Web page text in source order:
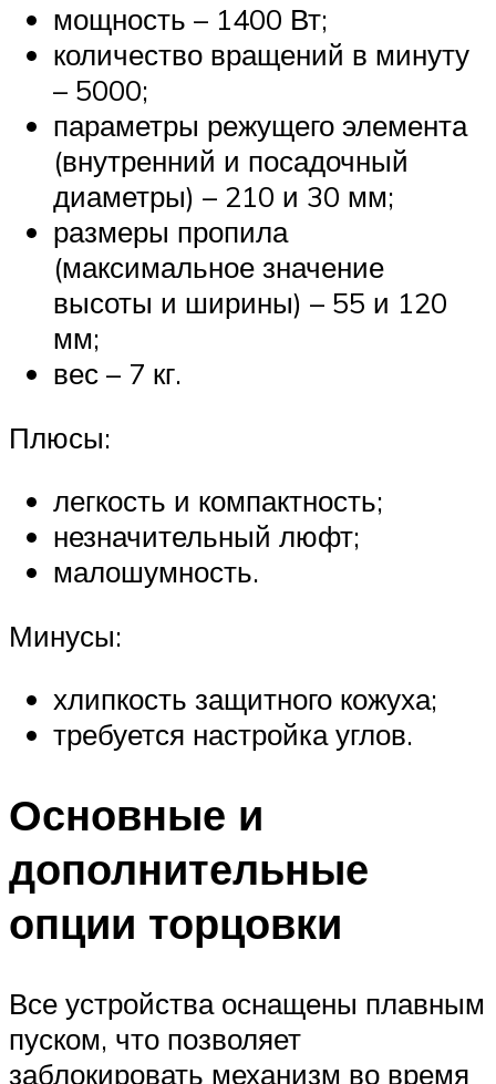
мощность – 1400 Вт;
количество вращений в минуту
– 5000;
параметры режущего элемента
(внутренний и посадочный
диаметры) – 210 и 30 мм;
размеры пропила
(максимальное значение
высоты и ширины) – 55 и 120
мм;
вес – 7 кг.
Плюсы:
легкость и компактность;
незначительный люфт;
малошумность.
Минусы:
хлипкость защитного кожуха;
требуется настройка углов.
Основные и
дополнительные
опции торцовки
Все устройства оснащены плавным
пуском, что позволяет
заблокировать механизм во время